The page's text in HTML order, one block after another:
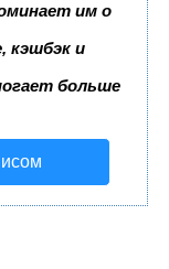
им о
кэшбэк и
больше